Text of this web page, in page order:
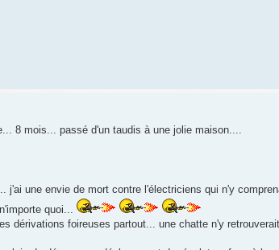
8 mois... passé d'un taudis à une jolie maison....
j'ai une envie de mort contre l'électriciens qui n'y
quoi...
dérivations foireuses partout... une chatte n'y